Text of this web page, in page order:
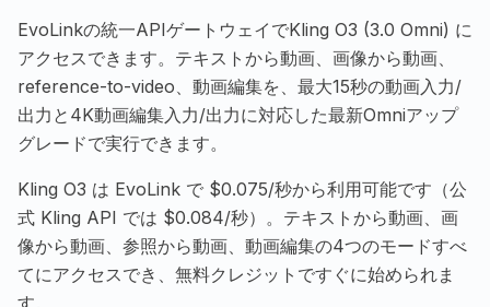
EvoLinkの統一APIゲートウェイでKling O3 (3.0 Omni) に
アクセスできます。テキストから動画、画像から動画、
reference-to-video、動画編集を、最大15秒の動画入力/
出力と4K動画編集入力/出力に対応した最新Omniアップ
グレードで実行できます。
Kling O3 は EvoLink で $0.075/秒から利用可能です（公
式 Kling API では $0.084/秒）。テキストから動画、画
像から動画、参照から動画、動画編集の4つのモードすべ
てにアクセスでき、無料クレジットですぐに始められま
す。